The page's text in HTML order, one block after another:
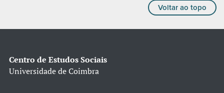
Voltar ao topo
Centro de Estudos Sociais
Universidade de Coimbra